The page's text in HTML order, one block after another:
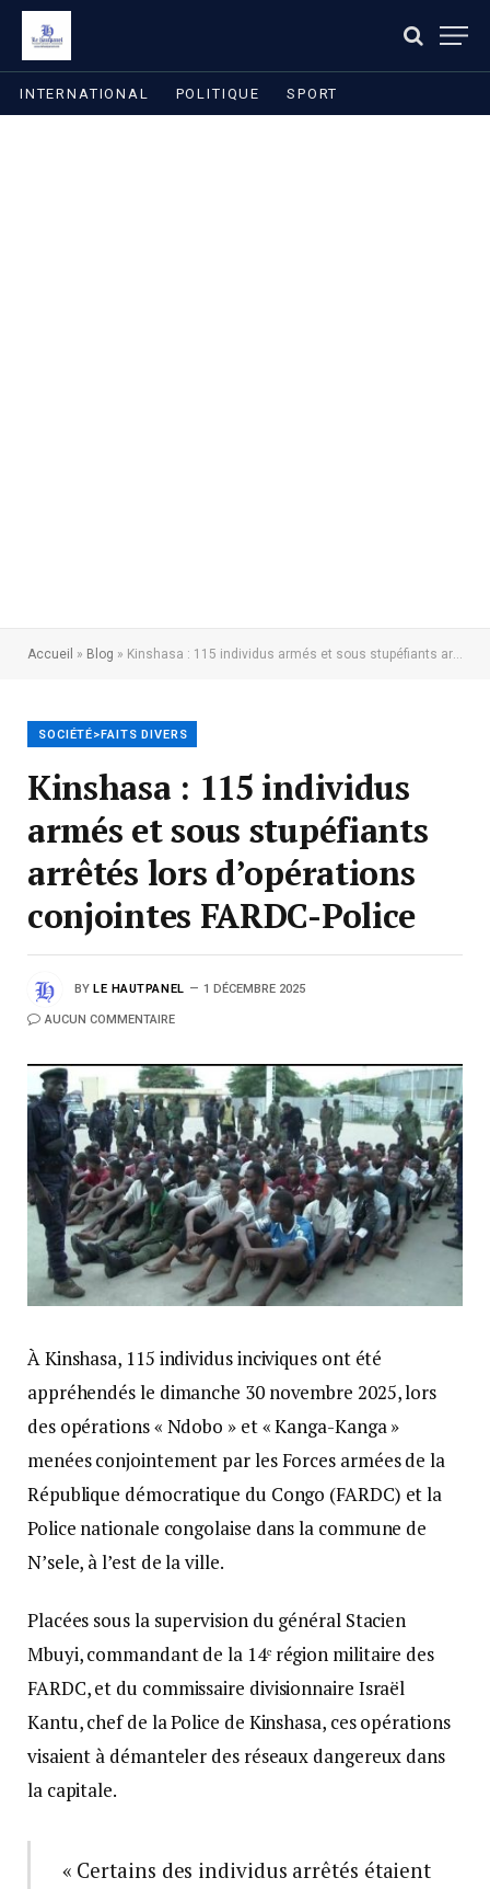
INTERNATIONAL POLITIQUE SPORT
Accueil » Blog » Kinshasa : 115 individus armés et sous stupéfiants arrêtés lors d’opérations conjointes FARDC-Police
SOCIÉTÉ>FAITS DIVERS
Kinshasa : 115 individus
armés et sous stupéfiants
arrêtés lors d’opérations
conjointes FARDC-Police
BY LE HAUTPANEL 1 DÉCEMBRE 2025
AUCUN COMMENTAIRE
À Kinshasa, 115 individus inciviques ont été
appréhendés le dimanche 30 novembre 2025, lors
des opérations « Ndobo » et « Kanga-Kanga »
menées conjointement par les Forces armées de la
République démocratique du Congo (FARDC) et la
Police nationale congolaise dans la commune de
N’sele, à l’est de la ville.
Placées sous la supervision du général Stacien
Mbuyi, commandant de la 14ᵉ région militaire des
FARDC, et du commissaire divisionnaire Israël
Kantu, chef de la Police de Kinshasa, ces opérations
visaient à démanteler des réseaux dangereux dans
la capitale.
« Certains des individus arrêtés étaient